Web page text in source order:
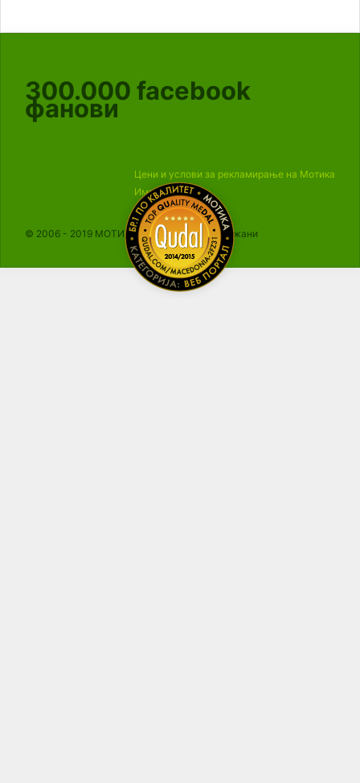
300.000 facebook
фанови
Цени и услови за рекламирање на Мотика
Импресум
© 2006 - 2019 МОТИКА, Сите права се задржани